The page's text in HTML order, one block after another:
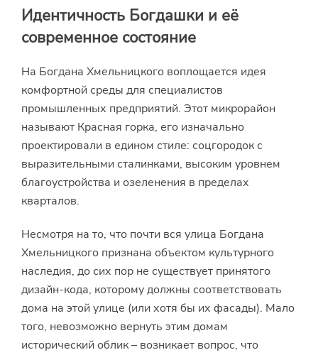
Идентичность Богдашки и её
современное состояние
На Богдана Хмельницкого воплощается идея
комфортной среды для специалистов
промышленных предприятий. Этот микрорайон
называют Красная горка, его изначально
проектировали в едином стиле: соцгородок с
выразительными сталинками, высоким уровнем
благоустройства и озеленения в пределах
кварталов.
Несмотря на то, что почти вся улица Богдана
Хмельницкого признана объектом культурного
наследия, до сих пор не существует принятого
дизайн-кода, которому должны соответствовать
дома на этой улице (или хотя бы их фасады). Мало
того, невозможно вернуть этим домам
исторический облик – возникает вопрос, что